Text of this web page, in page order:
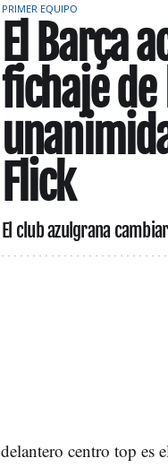
PRIMER EQUIPO
El Barça
fichaje
Flick
El club azulgrana
centro top es